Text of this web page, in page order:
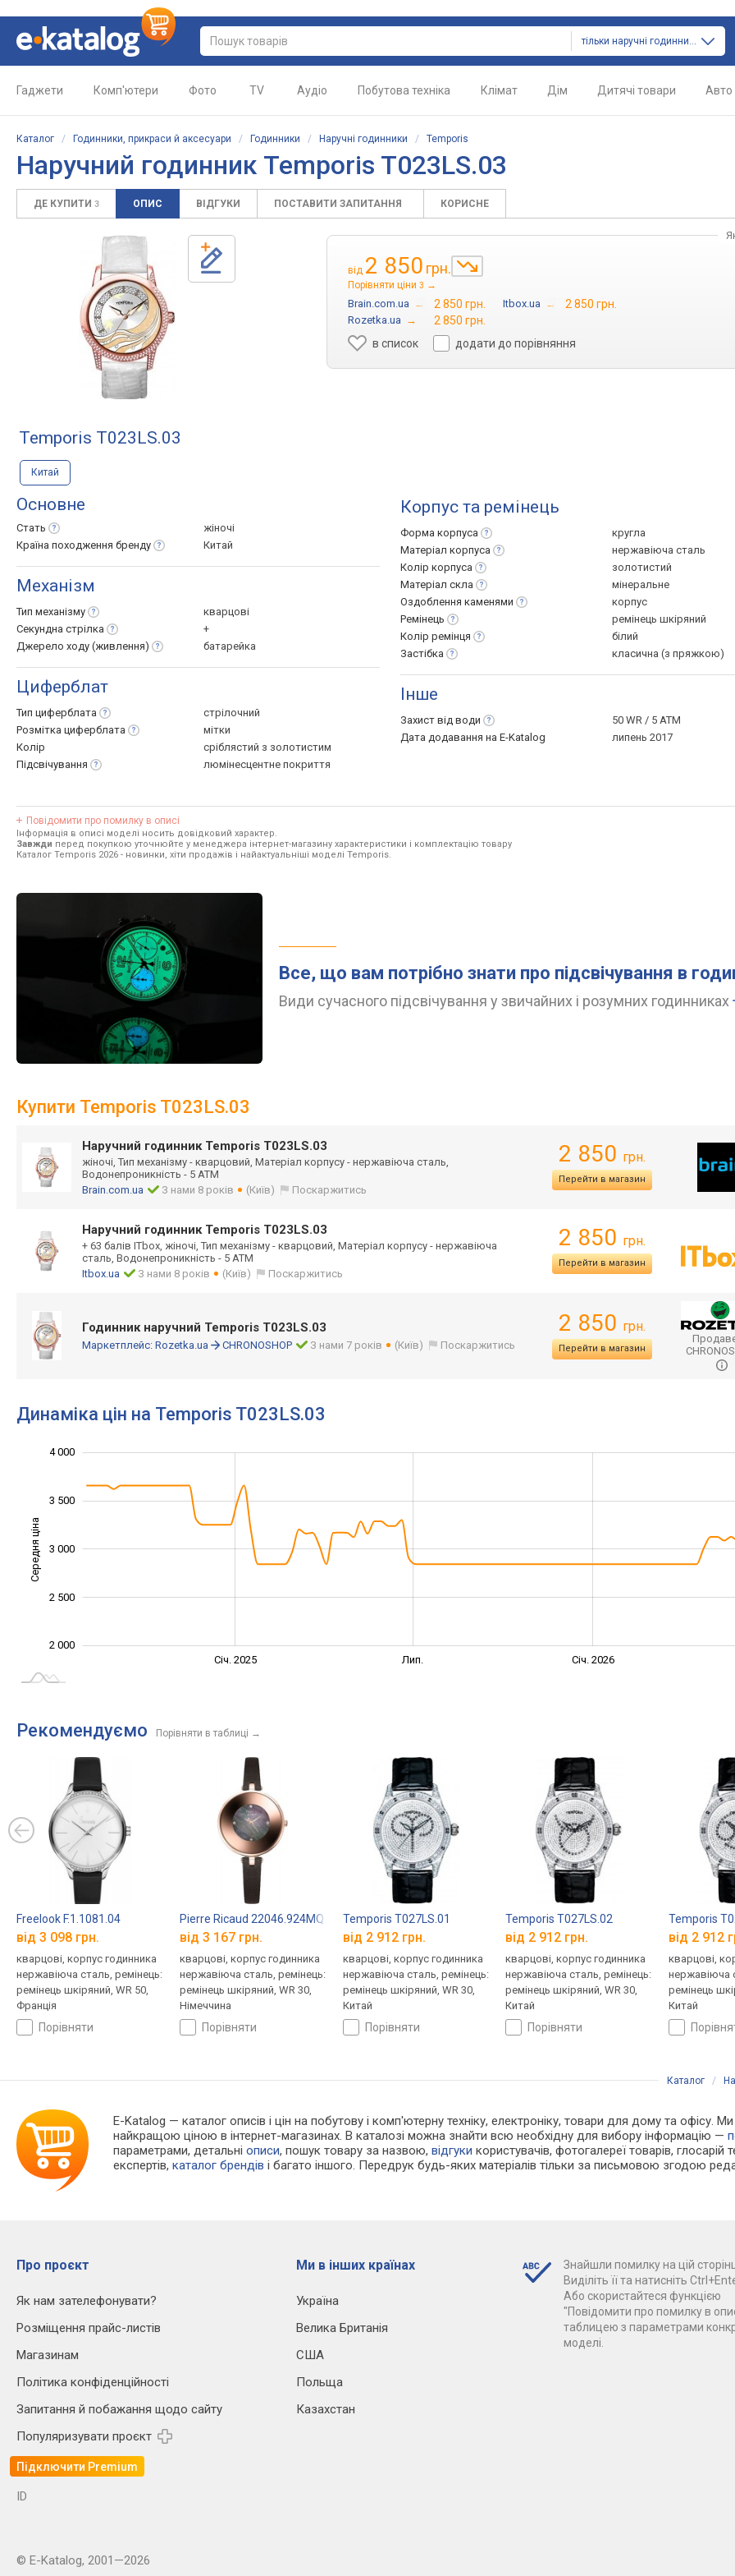
тільки наручні годинники
Гаджети Комп'ютери Фото TV Аудіо Побутова техніка Клімат Дім Дитячі товари Авто
Каталог / Годинники, прикраси й аксесуари / Годинники / Наручні годинники / Temporis
Наручний годинник Temporis T023LS.03
ДЕ КУПИТИ 3 ОПИС ВІДГУКИ ПОСТАВИТИ ЗАПИТАННЯ КОРИСНЕ
від 2 850 грн.
Порівняти ціни 3 →
Brain.com.ua → 2 850 грн. Itbox.ua → 2 850 грн.
Rozetka.ua →
2 850 грн.
в список
додати до порівняння
Temporis T023LS.03
Китай
Основне
Стать
жіночі
Країна походження бренду Китай
Механізм
Тип механізму
кварцові
Секундна стрілка
+
Джерело ходу (живлення) батарейка
Циферблат
Тип циферблата
стрілочний
Розмітка циферблата
мітки
Колір
сріблястий з золотистим
Підсвічування
люмінесцентне покриття
Корпус та ремінець
Форма корпуса
кругла
Матеріал корпуса
нержавіюча сталь
Колір корпуса
золотистий
Матеріал скла
мінеральне
Оздоблення каменями
корпус
Ремінець
ремінець шкіряний
Колір ремінця
білий
Застібка
класична (з пряжкою)
Інше
Захист від води
50 WR / 5 ATM
Дата додавання на E-Katalog
липень 2017
Повідомити про помилку в описі
Інформація в описі моделі носить довідковий характер.
Завжди перед покупкою уточнюйте у менеджера інтернет-магазину характеристики і комплектацію товару
Каталог Temporis 2026 - новинки, хіти продажів і найактуальніші моделі Temporis.
Все, що вам потрібно знати про підсвічування в
Види сучасного підсвічування у звичайних і розумних годинниках
Купити Temporis T023LS.03
Наручний годинник Temporis T023LS.03
жіночі, Тип механізму - кварцовий, Матеріал корпусу - нержавіюча сталь,
Водонепроникність - 5 ATM
Brain.com.ua
З нами 8 років (Київ) Поскаржитись
2 850 грн.
Перейти в магазин
Наручний годинник Temporis T023LS.03
+ 63 балів ITbox, жіночі, Тип механізму - кварцовий, Матеріал корпусу - нержавіюча
сталь, Водонепроникність - 5 ATM
Itbox.ua
З нами 8 років (Київ) Поскаржитись
2 850 грн.
Перейти в магазин
Годинник наручний Temporis T023LS.03
Маркетплейс: Rozetka.ua CHRONOSHOP З нами 7 років (Київ) Поскаржитись
2 850 грн.
Перейти в магазин
Динаміка цін на Temporis T023LS.03
Середня ціна 2 400
2 000
3 000
4 000
3 500
2 500
Січ. 2025 Лип. Січ. 2026
Рекомендуємо Порівняти в таблиці →
Freelook F.1.1081.04
від 3 098 грн.
кварцові, корпус годинника
нержавіюча сталь, ремінець:
ремінець шкіряний, WR 50,
Франція
порівняти
Pierre Ricaud 22046.924MQ
від 3 167 грн.
кварцові, корпус годинника
нержавіюча сталь, ремінець:
ремінець шкіряний, WR 30,
Німеччина
порівняти
Temporis T027LS.01
від 2 912 грн.
кварцові, корпус годинника
нержавіюча сталь, ремінець:
ремінець шкіряний, WR 30,
Китай
порівняти
Temporis T027LS.02
від 2 912 грн.
кварцові, корпус годинника
нержавіюча сталь, ремінець:
ремінець шкіряний, WR 30,
Китай
порівняти
Temporis
від 2 912
кварцові,
нержавіюча
ремінець
Китай
Каталог /
E-Katalog — каталог описів і цін на побутову і комп'ютерну техніку, електроніку, товари для дому та офісу.
найкращою ціною в інтернет-магазинах. В каталозі можна знайти всю необхідну для вибору інформацію —
параметрами, детальніописи, пошук товару за назвою,відгуки користувачів, фотогалереї товарів, глосарій
експертів,каталог брендів і багато іншого. Передрук будь-яких матеріалів тільки за письмовою згодою
Про проєкт
Як нам зателефонувати?
Розміщення прайс-листів
Магазинам
Політика конфіденційності
Запитання й побажання щодо сайту
Популяризувати проєкт
Підключити Premium
Ми в інших країнах
Україна
Велика Британія
США
Польща
Казахстан
Знайшли помилку на цій
Виділіть її та натисніть
Або скористайтеся функцією
"Повідомити про помилку в
таблицею з параметрами
моделі.
ID
© E-Katalog, 2001—2026